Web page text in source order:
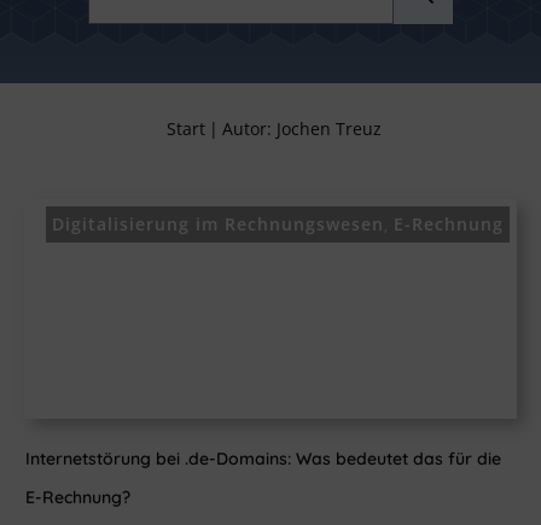
Start | Autor: Jochen Treuz
Digitalisierung im Rechnungswesen E-Rechnung
Internetstörung bei .de-Domains: Was bedeutet das für die
E-Rechnung?